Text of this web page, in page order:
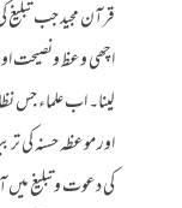
قرآن مجید جب تبلیغ
اچھی وعظ ونصیحت
لینا۔ اب علماء جس
اور موعظہ حسنہ کی
کی دعوت وتبلیغ